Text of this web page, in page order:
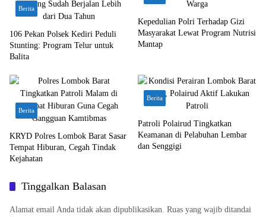
Berita
106 Pekan Polsek Kediri Peduli
Stunting: Program Telur untuk
Balita
Kepedulian Polri Terhadap Gizi
Masyarakat Lewat Program Nutrisi
Mantap
Berita
KRYD Polres Lombok Barat Sasar
Tempat Hiburan, Cegah Tindak
Kejahatan
Berita
Patroli Polairud Tingkatkan
Keamanan di Pelabuhan Lembar
dan Senggigi
Tinggalkan Balasan
Alamat email Anda tidak akan dipublikasikan. Ruas yang wajib ditandai